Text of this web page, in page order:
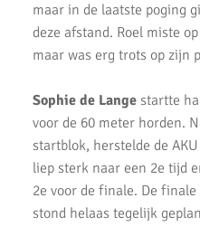
AKU atleten starten baanseizoen
AKU jeugd succesvol tijdens
Goede prestaties D2 & C
AKU Uithoorn
Pupillen Finale 2021
Record aantal AKU atleten
maar in de laatste poging
deze afstand. Roel miste
maar was erg trots op zijn
Sophie de Lange startte
voor de 60 meter horden.
startblok, herstelde de
liep sterk naar een 2e tijd
2e voor de finale. De
stond helaas tegelijk